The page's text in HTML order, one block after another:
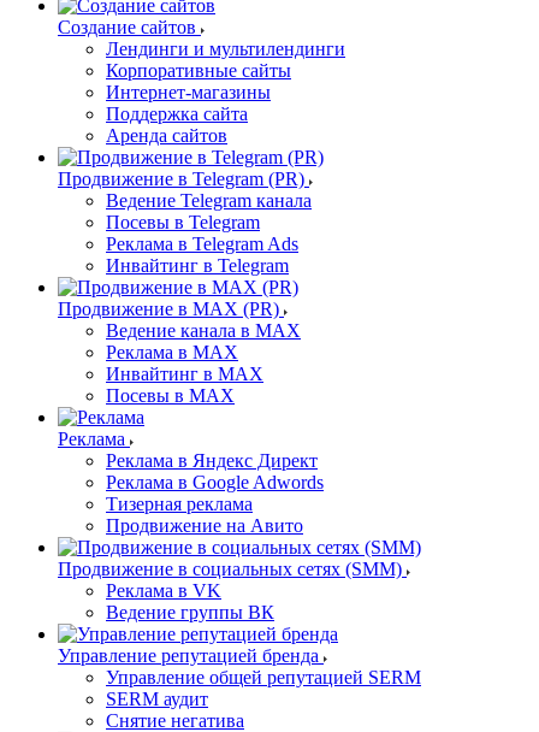
Создание сайтов
Лендинги и мультилендинги
Корпоративные сайты
Интернет-магазины
Поддержка сайта
Аренда сайтов
Продвижение в Telegram (PR)
Ведение Telegram канала
Посевы в Telegram
Реклама в Telegram Ads
Инвайтинг в Telegram
Продвижение в MAX (PR)
Ведение канала в MAX
Реклама в MAX
Инвайтинг в MAX
Посевы в MAX
Реклама
Реклама в Яндекс Директ
Реклама в Google Adwords
Тизерная реклама
Продвижение на Авито
Продвижение в социальных сетях (SMM)
Реклама в VK
Ведение группы ВК
Управление репутацией бренда
Управление общей репутацией SERM
SERM аудит
Снятие негатива